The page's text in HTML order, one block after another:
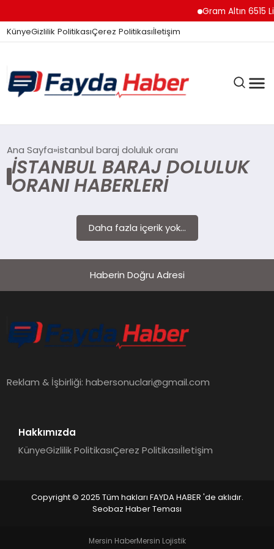
Gram Altın 6515
KünyeGizlilik PolitikasıÇerez Politikasıİletişim
GÜNDEM
SPOR
SIYASET
MAGAZIN
Ana Sayfa istanbul baraj doluluk oranı
ISTANBUL BARAJ DOLULUK
ORANI HABERLERI
Daha fazla içerik yok...
Haberin Doğru Adresi
Reklam & İşbirliği:habersonuclari@gmail.com
Hakkımızda
KünyeGizlilik PolitikasıÇerez Politikasıİletişim
Copyright © 2025 Tüm hakları FAYDA HABER 'de aklıdır.
Seobaz Haber Teması
Mersin HaberMersin Lojistik